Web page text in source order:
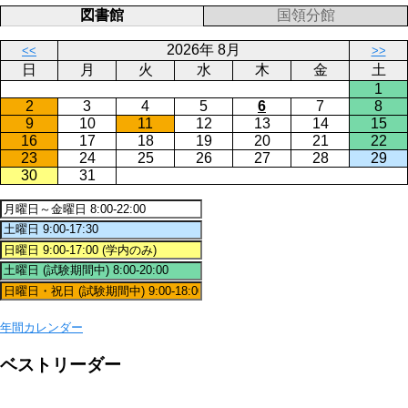
図書館 国領分館
<< 2026年 8月 >>
日 月 火 水 木 金
土
1
2
3 4 5 6 7
8
9
10 11 12 13 14
15
16
17 18 19 20 21
22
23
24 25 26 27 28
29
30
31
年間カレンダー
ベストリーダー